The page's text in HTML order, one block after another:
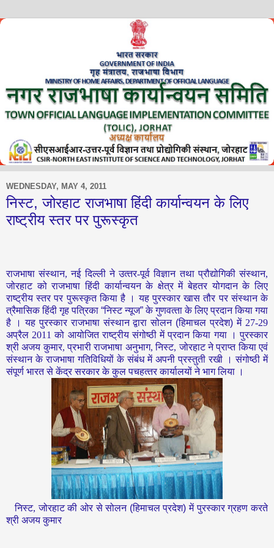
WEDNESDAY, MAY 4, 2011
निस्‍ट, जोरहाट राजभाषा हिंदी कार्यान्‍वयन के लिए
राष्‍ट्रीय स्‍तर पर पुरूस्‍कृत
राजभाषा संस्‍थान, नई दिल्‍ली ने उत्‍तर-पूर्व विज्ञान तथा प्रौद्योगिकी संस्‍थान,
जोरहाट को राजभाषा हिंदी कार्यान्‍वयन के क्षेत्र में बेहतर योगदान के लिए
राष्‍ट्रीय स्‍तर पर पुरूस्‍कृत किया है । यह पुरस्‍कार खास तौर पर संस्‍थान के
त्रैमासिक हिंदी गृह पत्रिका “निस्‍ट न्‍यूज”के गुणवत्‍ता के लिए प्रदान किया गया
है । यह पुरस्‍कार राजभाषा संस्‍थान द्वारा सोलन (हिमाचल प्रदेश) में 27-29
अप्रैल 2011 को आयोजित राष्‍ट्रीय संगोष्‍ठी में प्रदान किया गया । पुरस्‍कार
श्री अजय कुमार, प्रभारी राजभाषा अनुभाग, निस्‍ट, जोरहाट ने प्राप्‍त किया एवं
संस्‍थान के राजभाषा गतिविधियों के संबंध में अपनी प्रस्‍तुती रखी । संगोष्‍ठी में
संपूर्ण भारत से केंद्र सरकार के कुल पचहत्‍तर कार्यालयों ने भाग लिया ।
निस्‍ट, जोरहाट की ओर सेसोलन (हिमाचल प्रदेश) मेंपुरस्‍कार ग्रहण करते
श्री अजय कुमार